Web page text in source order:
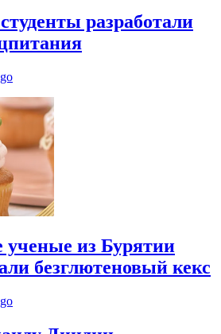
разработали
ученые из Бурятии
безглютеновый кекс